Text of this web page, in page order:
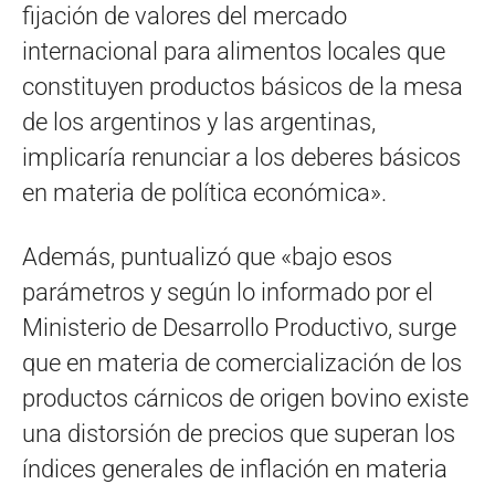
fijación de valores del mercado
internacional para alimentos locales que
constituyen productos básicos de la mesa
de los argentinos y las argentinas,
implicaría renunciar a los deberes básicos
en materia de política económica».
Además, puntualizó que «bajo esos
parámetros y según lo informado por el
Ministerio de Desarrollo Productivo, surge
que en materia de comercialización de los
productos cárnicos de origen bovino existe
una distorsión de precios que superan los
índices generales de inflación en materia